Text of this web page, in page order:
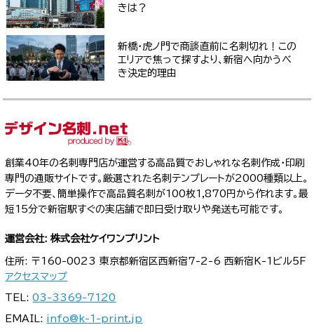
きは？
新橋・虎ノ門で商談直前に名刺切れ！この
エリアで焦って探すより、新宿へ向かうべ
き決定的理由
創業40年の名刺専門店が運営する高品質でおしゃれな名刺作成・印刷
専門の通販サイトです。厳選された名刺テンプレートが2000種類以上。
データ不要、簡単操作で高品質名刺が100枚1,870円から作れます。最
短15分で新宿駅すぐの実店舗で即日受け取りや発送も可能です。
運営会社: 株式会社ケイワンプリント
住所: 〒160-0023 東京都新宿区西新宿7-2-6 西新宿K-1ビル5F
アクセスマップ
TEL:03-3369-7120
EMAIL: info@k-1-print.jp